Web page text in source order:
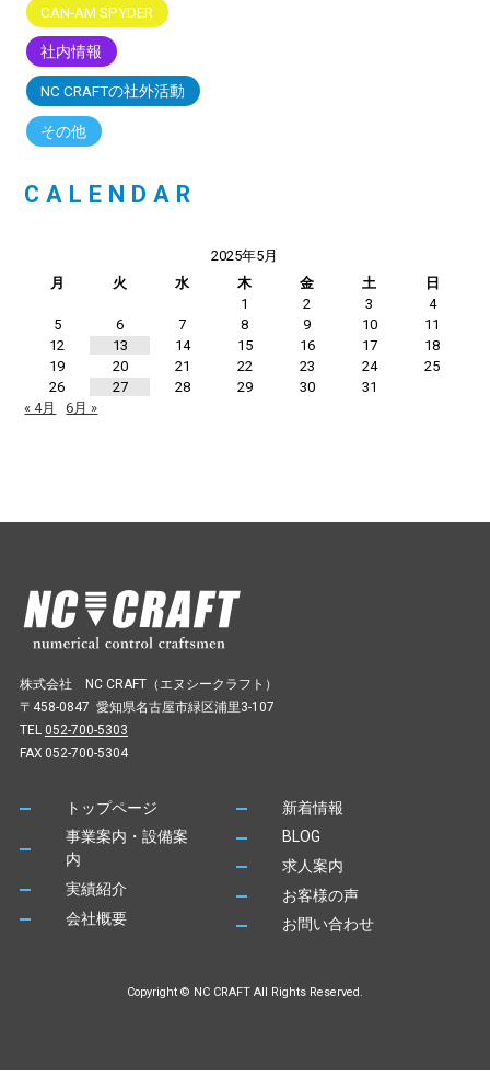
CAN-AM SPYDER
社内情報
NC CRAFTの社外活動
その他
CALENDAR
2025年5月
月
火 水 木 金 土
日
1
2 3
4
5
6 7 8 9 10
11
12
13 14 15 16 17
18
19
20 21 22 23 24
25
26
27 28 29 30
31
« 4月
6月 »
株式会社 NC CRAFT（エヌシークラフト）
〒458-0847 愛知県名古屋市緑区浦里3-107
TEL 052-700-5303
FAX 052-700-5304
トップページ
事業案内・設備案
内
実績紹介
会社概要
新着情報
BLOG
求人案内
お客様の声
お問い合わせ
Copyright © NC CRAFT All Rights Reserved.